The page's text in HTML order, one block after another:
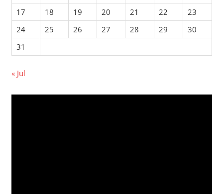
17
18 19 20 21 22
23
24
25 26 27 28 29
30
31
« Jul